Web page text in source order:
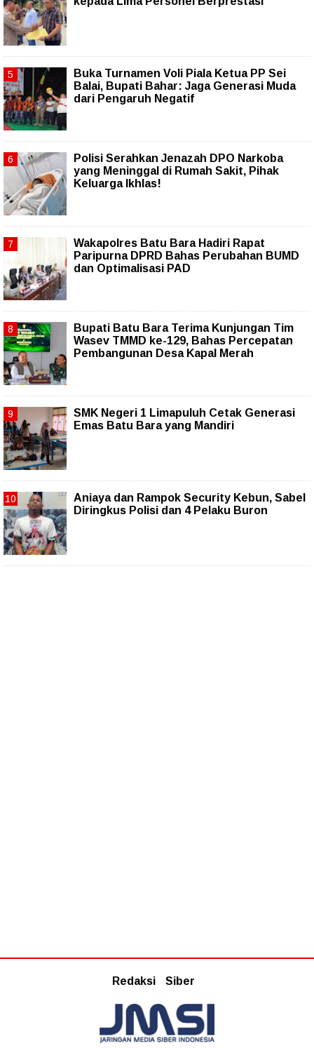
Buka Turnamen Voli Piala Ketua PP Sei
Balai, Bupati Bahar: Jaga Generasi Muda
dari Pengaruh Negatif
Polisi Serahkan Jenazah DPO Narkoba
yang Meninggal di Rumah Sakit, Pihak
Keluarga Ikhlas!
Wakapolres Batu Bara Hadiri Rapat
Paripurna DPRD Bahas Perubahan BUMD
dan Optimalisasi PAD
Bupati Batu Bara Terima Kunjungan Tim
Wasev TMMD ke-129, Bahas Percepatan
Pembangunan Desa Kapal Merah
SMK Negeri 1 Limapuluh Cetak Generasi
Emas Batu Bara yang Mandiri
Aniaya dan Rampok Security Kebun, Sabel
Diringkus Polisi dan 4 Pelaku Buron
Redaksi Siber